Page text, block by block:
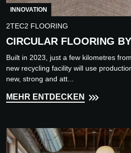
INNOVATION
2TEC2 FLOORING
CIRCULAR FLOORING
Built in 2023, just a few kilometres
new recycling facility will use
new, strong and att...
MEHR ENTDECKEN